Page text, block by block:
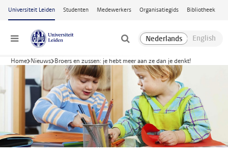
Ga naar hoofdinhoud
Universiteit Leiden Studenten Medewerkers Organisatiegids Bibliotheek
Menu
Home Nieuws Broers en zussen: je hebt meer aan ze dan je denkt!